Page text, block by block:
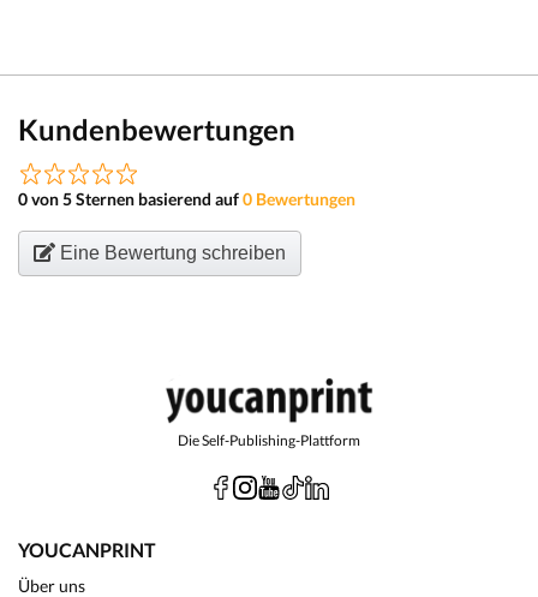
Kundenbewertungen
0 von 5 Sternen basierend auf0 Bewertungen
Eine Bewertung schreiben
Die Self-Publishing-Plattform
YOUCANPRINT
Über uns